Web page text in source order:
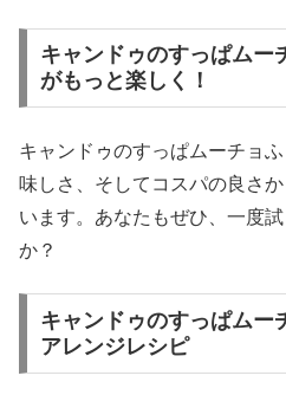
キャンドゥのすっぱムー
がもっと楽しく！
キャンドゥのすっぱムーチョ
味しさ、そしてコスパの良さ
います。あなたもぜひ、一度
か？
キャンドゥのすっぱムー
アレンジレシピ